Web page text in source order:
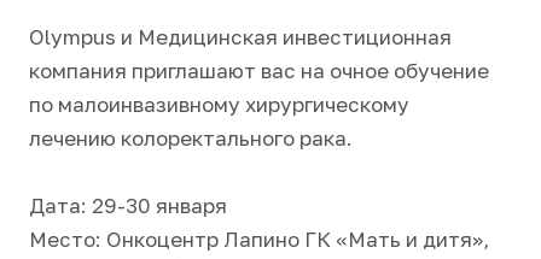
Olympus и Медицинская инвестиционная
компания приглашают вас на очное обучение
по малоинвазивному хирургическому
лечению колоректального рака.
Дата: 29-30 января
Место: Онкоцентр Лапино ГК «Мать и дитя»,